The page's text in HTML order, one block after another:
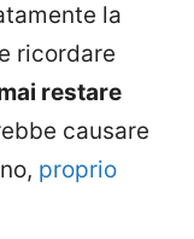
la
ricordare
restare
causare
proprio